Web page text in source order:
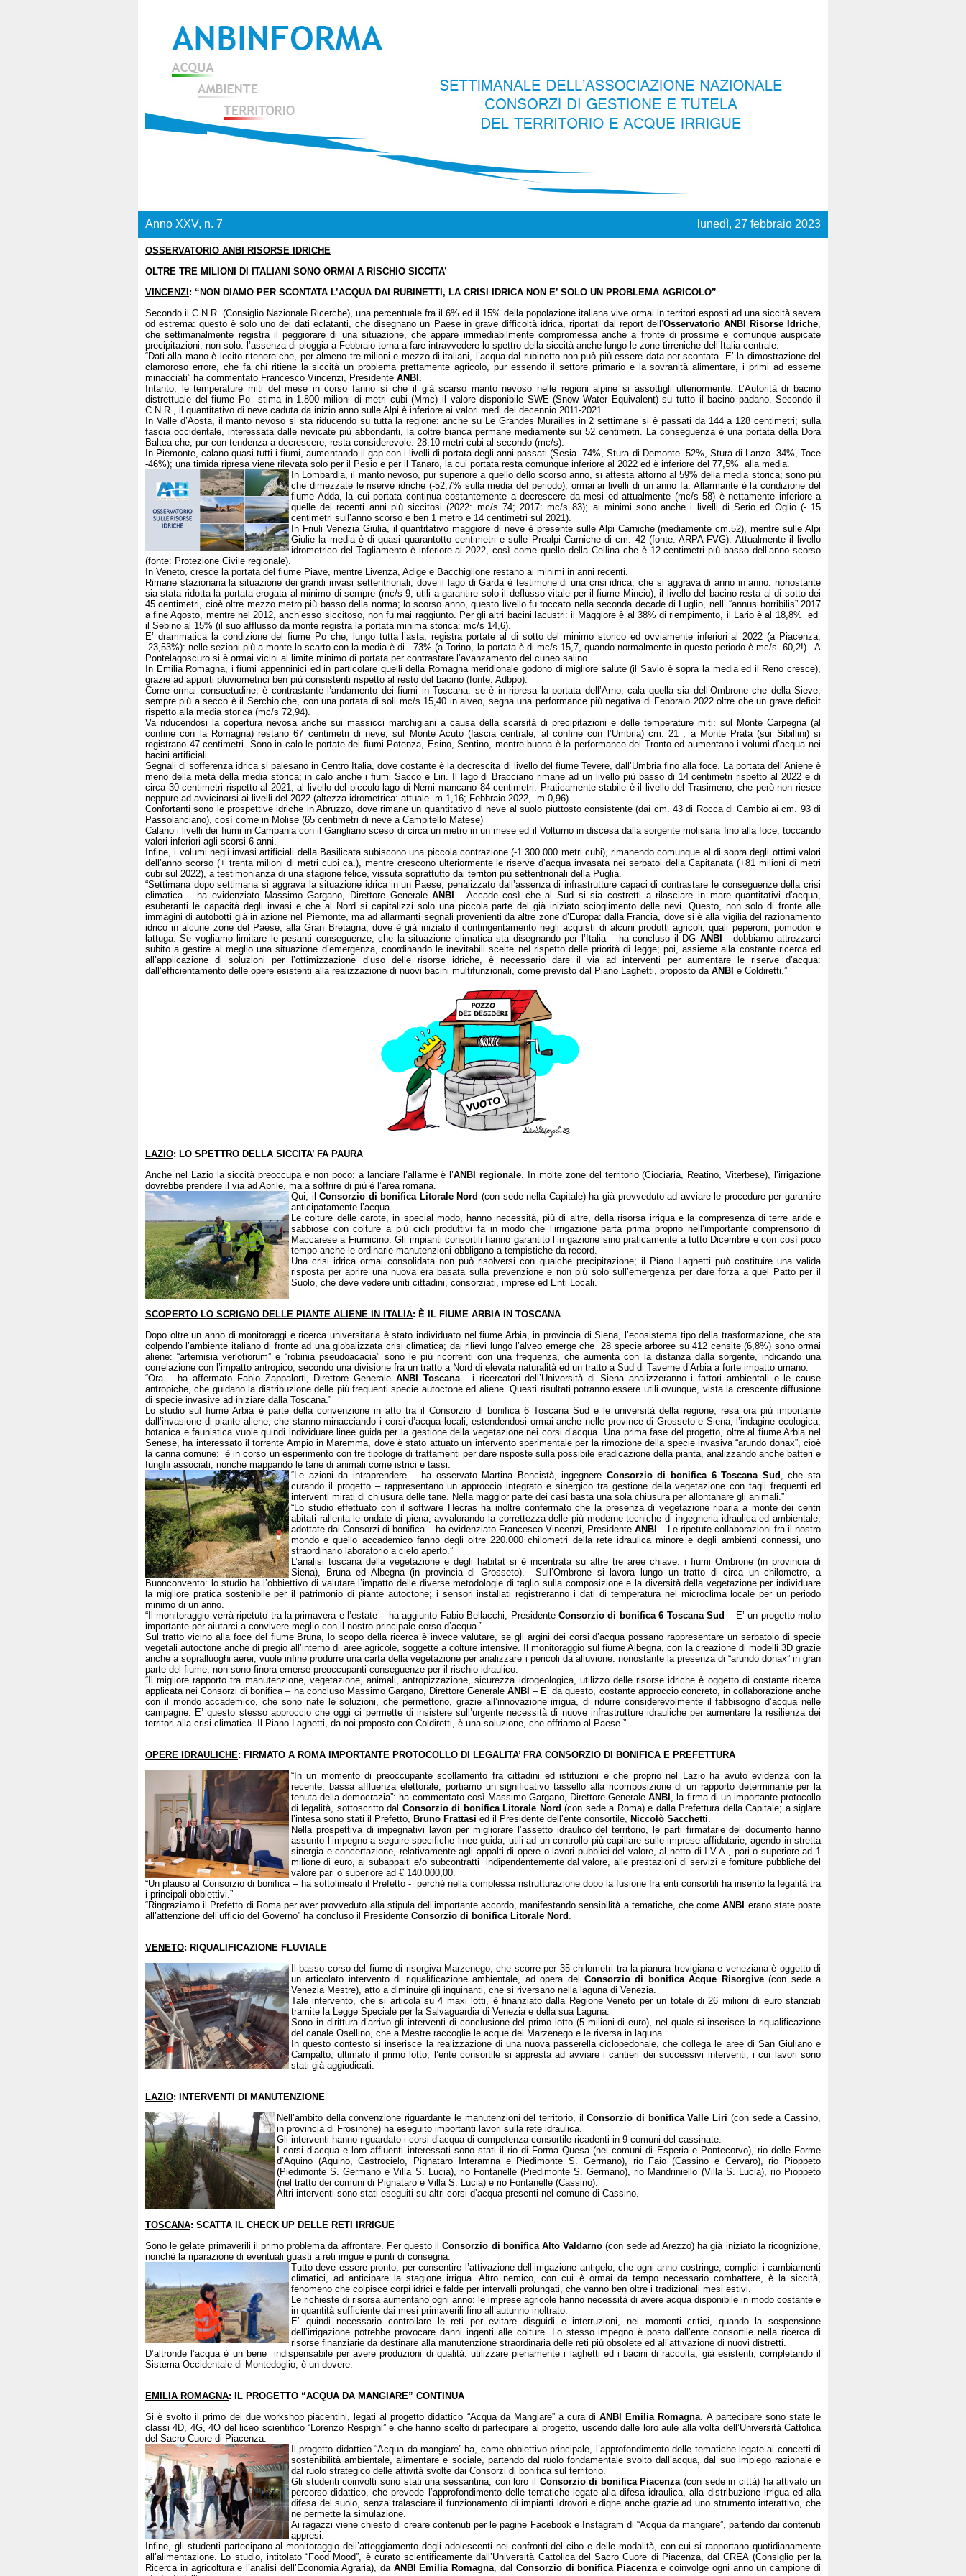
Anno XXV, n. 7 lunedì, 27 febbraio 2023
OSSERVATORIO ANBI RISORSE IDRICHE
OLTRE TRE MILIONI DI ITALIANI SONO ORMAI A RISCHIO SICCITA’
VINCENZI : “NON DIAMO PER SCONTATA L’ACQUA DAI RUBINETTI, LA CRISI IDRICA NON E’ SOLO UN PROBLEMA AGRICOLO”
Secondo il C.N.R. (Consiglio Nazionale Ricerche), una percentuale fra il 6% ed il 15% della popolazione italiana vive ormai in territori esposti ad una siccità severa
od estrema: questo è solo uno dei dati eclatanti, che disegnano un Paese in grave difficoltà idrica, riportati dal report dell’Osservatorio ANBI Risorse Idriche,
che settimanalmente registra il peggiorare di una situazione, che appare irrimediabilmente compromessa anche a fronte di prossime e comunque auspicate
precipitazioni; non solo: l’assenza di pioggia a Febbraio torna a fare intravvedere lo spettro della siccità anche lungo le zone tirreniche dell’Italia centrale.
“Dati alla mano è lecito ritenere che, per almeno tre milioni e mezzo di italiani, l’acqua dal rubinetto non può più essere data per scontata. E’ la dimostrazione del
clamoroso errore, che fa chi ritiene la siccità un problema prettamente agricolo, pur essendo il settore primario e la sovranità alimentare, i primi ad esserne
minacciati” ha commentato Francesco Vincenzi, Presidente ANBI.
Intanto, le temperature miti del mese in corso fanno sì che il già scarso manto nevoso nelle regioni alpine si assottigli ulteriormente. L’Autorità di bacino
distrettuale del fiume Po stima in 1.800 milioni di metri cubi (Mmc) il valore disponibile SWE (Snow Water Equivalent) su tutto il bacino padano. Secondo il
C.N.R., il quantitativo di neve caduta da inizio anno sulle Alpi è inferiore ai valori medi del decennio 2011-2021.
In Valle d’Aosta, il manto nevoso si sta riducendo su tutta la regione: anche su Le Grandes Murailles in 2 settimane si è passati da 144 a 128 centimetri; sulla
fascia occidentale, interessata dalle nevicate più abbondanti, la coltre bianca permane mediamente sui 52 centimetri. La conseguenza è una portata della Dora
Baltea che, pur con tendenza a decrescere, resta considerevole: 28,10 metri cubi al secondo (mc/s).
In Piemonte, calano quasi tutti i fiumi, aumentando il gap con i livelli di portata degli anni passati (Sesia -74%, Stura di Demonte -52%, Stura di Lanzo -34%, Toce
-46%); una timida ripresa viene rilevata solo per il Pesio e per il Tanaro, la cui portata resta comunque inferiore al 2022 ed è inferiore del 77,5% alla media.
In Lombardia, il manto nevoso, pur superiore a quello dello scorso anno, si attesta attorno al 59% della media storica; sono più
che dimezzate le riserve idriche (-52,7% sulla media del periodo), ormai ai livelli di un anno fa. Allarmante è la condizione del
fiume Adda, la cui portata continua costantemente a decrescere da mesi ed attualmente (mc/s 58) è nettamente inferiore a
quelle dei recenti anni più siccitosi (2022: mc/s 74; 2017: mc/s 83); ai minimi sono anche i livelli di Serio ed Oglio (- 15
centimetri sull’anno scorso e ben 1 metro e 14 centimetri sul 2021).
In Friuli Venezia Giulia, il quantitativo maggiore di neve è presente sulle Alpi Carniche (mediamente cm.52), mentre sulle Alpi
Giulie la media è di quasi quarantotto centimetri e sulle Prealpi Carniche di cm. 42 (fonte: ARPA FVG). Attualmente il livello
idrometrico del Tagliamento è inferiore al 2022, così come quello della Cellina che è 12 centimetri più basso dell’anno scorso
(fonte: Protezione Civile regionale).
In Veneto, cresce la portata del fiume Piave, mentre Livenza, Adige e Bacchiglione restano ai minimi in anni recenti.
Rimane stazionaria la situazione dei grandi invasi settentrionali, dove il lago di Garda è testimone di una crisi idrica, che si aggrava di anno in anno: nonostante
sia stata ridotta la portata erogata al minimo di sempre (mc/s 9, utili a garantire solo il deflusso vitale per il fiume Mincio), il livello del bacino resta al di sotto dei
45 centimetri, cioè oltre mezzo metro più basso della norma; lo scorso anno, questo livello fu toccato nella seconda decade di Luglio, nell’ “annus horribilis” 2017
a fine Agosto, mentre nel 2012, anch’esso siccitoso, non fu mai raggiunto. Per gli altri bacini lacustri: il Maggiore è al 38% di riempimento, il Lario è al 18,8% ed
il Sebino al 15% (il suo afflusso da monte registra la portata minima storica: mc/s 14,6).
E’ drammatica la condizione del fiume Po che, lungo tutta l’asta, registra portate al di sotto del minimo storico ed ovviamente inferiori al 2022 (a Piacenza,
-23,53%): nelle sezioni più a monte lo scarto con la media è di -73% (a Torino, la portata è di mc/s 15,7, quando normalmente in questo periodo è mc/s 60,2!). A
Pontelagoscuro si è ormai vicini al limite minimo di portata per contrastare l’avanzamento del cuneo salino.
In Emilia Romagna, i fiumi appenninici ed in particolare quelli della Romagna meridionale godono di migliore salute (il Savio è sopra la media ed il Reno cresce),
grazie ad apporti pluviometrici ben più consistenti rispetto al resto del bacino (fonte: Adbpo).
Come ormai consuetudine, è contrastante l’andamento dei fiumi in Toscana: se è in ripresa la portata dell’Arno, cala quella sia dell’Ombrone che della Sieve;
sempre più a secco è il Serchio che, con una portata di soli mc/s 15,40 in alveo, segna una performance più negativa di Febbraio 2022 oltre che un grave deficit
rispetto alla media storica (mc/s 72,94).
Va riducendosi la copertura nevosa anche sui massicci marchigiani a causa della scarsità di precipitazioni e delle temperature miti: sul Monte Carpegna (al
confine con la Romagna) restano 67 centimetri di neve, sul Monte Acuto (fascia centrale, al confine con l’Umbria) cm. 21 , a Monte Prata (sui Sibillini) si
registrano 47 centimetri. Sono in calo le portate dei fiumi Potenza, Esino, Sentino, mentre buona è la performance del Tronto ed aumentano i volumi d’acqua nei
bacini artificiali.
Segnali di sofferenza idrica si palesano in Centro Italia, dove costante è la decrescita di livello del fiume Tevere, dall’Umbria fino alla foce. La portata dell’Aniene è
meno della metà della media storica; in calo anche i fiumi Sacco e Liri. Il lago di Bracciano rimane ad un livello più basso di 14 centimetri rispetto al 2022 e di
circa 30 centimetri rispetto al 2021; al livello del piccolo lago di Nemi mancano 84 centimetri. Praticamente stabile è il livello del Trasimeno, che però non riesce
neppure ad avvicinarsi ai livelli del 2022 (altezza idrometrica: attuale -m.1,16; Febbraio 2022, -m.0,96).
Confortanti sono le prospettive idriche in Abruzzo, dove rimane un quantitativo di neve al suolo piuttosto consistente (dai cm. 43 di Rocca di Cambio ai cm. 93 di
Passolanciano), così come in Molise (65 centimetri di neve a Campitello Matese)
Calano i livelli dei fiumi in Campania con il Garigliano sceso di circa un metro in un mese ed il Volturno in discesa dalla sorgente molisana fino alla foce, toccando
valori inferiori agli scorsi 6 anni.
Infine, i volumi negli invasi artificiali della Basilicata subiscono una piccola contrazione (-1.300.000 metri cubi), rimanendo comunque al di sopra degli ottimi valori
dell’anno scorso (+ trenta milioni di metri cubi ca.), mentre crescono ulteriormente le riserve d’acqua invasata nei serbatoi della Capitanata (+81 milioni di metri
cubi sul 2022), a testimonianza di una stagione felice, vissuta soprattutto dai territori più settentrionali della Puglia.
“Settimana dopo settimana si aggrava la situazione idrica in un Paese, penalizzato dall’assenza di infrastrutture capaci di contrastare le conseguenze della crisi
climatica – ha evidenziato Massimo Gargano, Direttore GeneraleANBI - Accade così che al Sud si sia costretti a rilasciare in mare quantitativi d’acqua,
esuberanti le capacità degli invasi e che al Nord si capitalizzi solo una piccola parte del già iniziato scioglimento delle nevi. Questo, non solo di fronte alle
immagini di autobotti già in azione nel Piemonte, ma ad allarmanti segnali provenienti da altre zone d’Europa: dalla Francia, dove si è alla vigilia del razionamento
idrico in alcune zone del Paese, alla Gran Bretagna, dove è già iniziato il contingentamento negli acquisti di alcuni prodotti agricoli, quali peperoni, pomodori e
lattuga. Se vogliamo limitare le pesanti conseguenze, che la situazione climatica sta disegnando per l’Italia – ha concluso il DG ANBI - dobbiamo attrezzarci
subito a gestire al meglio una situazione d’emergenza, coordinando le inevitabili scelte nel rispetto delle priorità di legge; poi, assieme alla costante ricerca ed
all’applicazione di soluzioni per l’ottimizzazione d’uso delle risorse idriche, è necessario dare il via ad interventi per aumentare le riserve d’acqua:
dall’efficientamento delle opere esistenti alla realizzazione di nuovi bacini multifunzionali, come previsto dal Piano Laghetti, proposto da ANBI e Coldiretti.”
LAZIO: LO SPETTRO DELLA SICCITA’ FA PAURA
Anche nel Lazio la siccità preoccupa e non poco: a lanciare l’allarme è l’ANBI regionale. In molte zone del territorio (Ciociaria, Reatino, Viterbese), l’irrigazione
dovrebbe prendere il via ad Aprile, ma a soffrire di più è l’area romana.
Qui, ilConsorzio di bonifica Litorale Nord (con sede nella Capitale) ha già provveduto ad avviare le procedure per garantire
anticipatamente l’acqua.
Le colture delle carote, in special modo, hanno necessità, più di altre, della risorsa irrigua e la compresenza di terre aride e
sabbiose con colture a più cicli produttivi fa in modo che l’irrigazione parta prima proprio nell’importante comprensorio di
Maccarese a Fiumicino. Gli impianti consortili hanno garantito l’irrigazione sino praticamente a tutto Dicembre e con così poco
tempo anche le ordinarie manutenzioni obbligano a tempistiche da record.
Una crisi idrica ormai consolidata non può risolversi con qualche precipitazione; il Piano Laghetti può costituire una valida
risposta per aprire una nuova era basata sulla prevenzione e non più solo sull’emergenza per dare forza a quel Patto per il
Suolo, che deve vedere uniti cittadini, consorziati, imprese ed Enti Locali.
SCOPERTO LO SCRIGNO DELLE PIANTE ALIENE IN ITALIA: È IL FIUME ARBIA IN TOSCANA
Dopo oltre un anno di monitoraggi e ricerca universitaria è stato individuato nel fiume Arbia, in provincia di Siena, l’ecosistema tipo della trasformazione, che sta
colpendo l’ambiente italiano di fronte ad una globalizzata crisi climatica; dai rilievi lungo l’alveo emerge che 28 specie arboree su 412 censite (6,8%) sono ormai
aliene: “artemisia verlotiorum” e “robinia pseudoacacia” sono le più ricorrenti con una frequenza, che aumenta con la distanza dalla sorgente, indicando una
correlazione con l’impatto antropico, secondo una divisione fra un tratto a Nord di elevata naturalità ed un tratto a Sud di Taverne d’Arbia a forte impatto umano.
“Ora – ha affermato Fabio Zappalorti, Direttore Generale ANBI Toscana- i ricercatori dell’Università di Siena analizzeranno i fattori ambientali e le cause
antropiche, che guidano la distribuzione delle più frequenti specie autoctone ed aliene. Questi risultati potranno essere utili ovunque, vista la crescente diffusione
di specie invasive ad iniziare dalla Toscana.”
Lo studio sul fiume Arbia è parte della convenzione in atto tra il Consorzio di bonifica 6 Toscana Sud e le università della regione, resa ora più importante
dall’invasione di piante aliene, che stanno minacciando i corsi d’acqua locali, estendendosi ormai anche nelle province di Grosseto e Siena; l’indagine ecologica,
botanica e faunistica vuole quindi individuare linee guida per la gestione della vegetazione nei corsi d’acqua. Una prima fase del progetto, oltre al fiume Arbia nel
Senese, ha interessato il torrente Ampio in Maremma, dove è stato attuato un intervento sperimentale per la rimozione della specie invasiva “arundo donax”, cioè
la canna comune: è in corso un esperimento con tre tipologie di trattamenti per dare risposte sulla possibile eradicazione della pianta, analizzando anche batteri e
funghi associati, nonché mappando le tane di animali come istrici e tassi.
“Le azioni da intraprendere – ha osservato Martina Bencistà, ingegnere Consorzio di bonifica 6 Toscana Sud , che sta
curando il progetto – rappresentano un approccio integrato e sinergico tra gestione della vegetazione con tagli frequenti ed
interventi mirati di chiusura delle tane. Nella maggior parte dei casi basta una sola chiusura per allontanare gli animali.”
“Lo studio effettuato con il software Hecras ha inoltre confermato che la presenza di vegetazione riparia a monte dei centri
abitati rallenta le ondate di piena, avvalorando la correttezza delle più moderne tecniche di ingegneria idraulica ed ambientale,
adottate dai Consorzi di bonifica – ha evidenziato Francesco Vincenzi, Presidente ANBI – Le ripetute collaborazioni fra il nostro
mondo e quello accademico fanno degli oltre 220.000 chilometri della rete idraulica minore e degli ambienti connessi, uno
straordinario laboratorio a cielo aperto.”
L’analisi toscana della vegetazione e degli habitat si è incentrata su altre tre aree chiave: i fiumi Ombrone (in provincia di
Siena), Bruna ed Albegna (in provincia di Grosseto). Sull’Ombrone si lavora lungo un tratto di circa un chilometro, a
Buonconvento: lo studio ha l’obbiettivo di valutare l’impatto delle diverse metodologie di taglio sulla composizione e la diversità della vegetazione per individuare
la migliore pratica sostenibile per il patrimonio di piante autoctone; i sensori installati registreranno i dati di temperatura nel microclima locale per un periodo
minimo di un anno.
“Il monitoraggio verrà ripetuto tra la primavera e l’estate – ha aggiunto Fabio Bellacchi, Presidente Consorzio di bonifica 6 Toscana Sud – E’ un progetto molto
importante per aiutarci a convivere meglio con il nostro principale corso d’acqua.”
Sul tratto vicino alla foce del fiume Bruna, lo scopo della ricerca è invece valutare, se gli argini dei corsi d’acqua possano rappresentare un serbatoio di specie
vegetali autoctone anche di pregio all’interno di aree agricole, soggette a colture intensive. Il monitoraggio sul fiume Albegna, con la creazione di modelli 3D grazie
anche a sopralluoghi aerei, vuole infine produrre una carta della vegetazione per analizzare i pericoli da alluvione: nonostante la presenza di “arundo donax” in gran
parte del fiume, non sono finora emerse preoccupanti conseguenze per il rischio idraulico.
“Il migliore rapporto tra manutenzione, vegetazione, animali, antropizzazione, sicurezza idrogeologica, utilizzo delle risorse idriche è oggetto di costante ricerca
applicata nei Consorzi di bonifica – ha concluso Massimo Gargano, Direttore GeneraleANBI – E’ da questo, costante approccio concreto, in collaborazione anche
con il mondo accademico, che sono nate le soluzioni, che permettono, grazie all’innovazione irrigua, di ridurre considerevolmente il fabbisogno d’acqua nelle
campagne. E’ questo stesso approccio che oggi ci permette di insistere sull’urgente necessità di nuove infrastrutture idrauliche per aumentare la resilienza dei
territori alla crisi climatica. Il Piano Laghetti, da noi proposto con Coldiretti, è una soluzione, che offriamo al Paese.”
OPERE IDRAULICHE: FIRMATO A ROMA IMPORTANTE PROTOCOLLO DI LEGALITA’ FRA CONSORZIO DI BONIFICA E PREFETTURA
“In un momento di preoccupante scollamento fra cittadini ed istituzioni e che proprio nel Lazio ha avuto evidenza con la
recente, bassa affluenza elettorale, portiamo un significativo tassello alla ricomposizione di un rapporto determinante per la
tenuta della democrazia”: ha commentato così Massimo Gargano, Direttore GeneraleANBI , la firma di un importante protocollo
di legalità, sottoscritto dal Consorzio di bonifica Litorale Nord (con sede a Roma) e dalla Prefettura della Capitale; a siglare
l’intesa sono stati il Prefetto, Bruno Frattasi ed il Presidente dell’ente consortile, Niccolò Sacchetti.
Nella prospettiva di impegnativi lavori per migliorare l’assetto idraulico del territorio, le parti firmatarie del documento hanno
assunto l’impegno a seguire specifiche linee guida, utili ad un controllo più capillare sulle imprese affidatarie, agendo in stretta
sinergia e concertazione, relativamente agli appalti di opere o lavori pubblici del valore, al netto di I.V.A., pari o superiore ad 1
milione di euro, ai subappalti e/o subcontratti indipendentemente dal valore, alle prestazioni di servizi e forniture pubbliche del
valore pari o superiore ad € 140.000,00.
“Un plauso al Consorzio di bonifica – ha sottolineato il Prefetto - perché nella complessa ristrutturazione dopo la fusione fra enti consortili ha inserito la legalità tra
i principali obbiettivi.”
“Ringraziamo il Prefetto di Roma per aver provveduto alla stipula dell’importante accordo, manifestando sensibilità a tematiche, che come ANBI erano state poste
all’attenzione dell’ufficio del Governo” ha concluso il Presidente Consorzio di bonifica Litorale Nord .
VENETO: RIQUALIFICAZIONE FLUVIALE
Il basso corso del fiume di risorgiva Marzenego, che scorre per 35 chilometri tra la pianura trevigiana e veneziana è oggetto di
un articolato intervento di riqualificazione ambientale, ad opera del Consorzio di bonifica Acque Risorgive(con sede a
Venezia Mestre), atto a diminuire gli inquinanti, che si riversano nella laguna di Venezia.
Tale intervento, che si articola su 4 maxi lotti, è finanziato dalla Regione Veneto per un totale di 26 milioni di euro stanziati
tramite la Legge Speciale per la Salvaguardia di Venezia e della sua Laguna.
Sono in dirittura d’arrivo gli interventi di conclusione del primo lotto (5 milioni di euro), nel quale si inserisce la riqualificazione
del canale Osellino, che a Mestre raccoglie le acque del Marzenego e le riversa in laguna.
In questo contesto si inserisce la realizzazione di una nuova passerella ciclopedonale, che collega le aree di San Giuliano e
Campalto; ultimato il primo lotto, l’ente consortile si appresta ad avviare i cantieri dei successivi interventi, i cui lavori sono
stati già aggiudicati.
LAZIO: INTERVENTI DI MANUTENZIONE
Nell’ambito della convenzione riguardante le manutenzioni del territorio, ilConsorzio di bonifica Valle Liri (con sede a Cassino,
in provincia di Frosinone) ha eseguito importanti lavori sulla rete idraulica.
Gli interventi hanno riguardato i corsi d’acqua di competenza consortile ricadenti in 9 comuni del cassinate.
I corsi d’acqua e loro affluenti interessati sono stati il rio di Forma Quesa (nei comuni di Esperia e Pontecorvo), rio delle Forme
d’Aquino (Aquino, Castrocielo, Pignataro Interamna e Piedimonte S. Germano), rio Faio (Cassino e Cervaro), rio Pioppeto
(Piedimonte S. Germano e Villa S. Lucia), rio Fontanelle (Piedimonte S. Germano), rio Mandriniello (Villa S. Lucia), rio Pioppeto
(nel tratto dei comuni di Pignataro e Villa S. Lucia) e rio Fontanelle (Cassino).
Altri interventi sono stati eseguiti su altri corsi d’acqua presenti nel comune di Cassino.
TOSCANA: SCATTA IL CHECK UP DELLE RETI IRRIGUE
Sono le gelate primaverili il primo problema da affrontare. Per questo ilConsorzio di bonifica Alto Valdarno(con sede ad Arezzo) ha già iniziato la ricognizione,
nonchè la riparazione di eventuali guasti a reti irrigue e punti di consegna.
Tutto deve essere pronto, per consentire l’attivazione dell’irrigazione antigelo, che ogni anno costringe, complici i cambiamenti
climatici, ad anticipare la stagione irrigua. Altro nemico, con cui è ormai da tempo necessario combattere, è la siccità,
fenomeno che colpisce corpi idrici e falde per intervalli prolungati, che vanno ben oltre i tradizionali mesi estivi.
Le richieste di risorsa aumentano ogni anno: le imprese agricole hanno necessità di avere acqua disponibile in modo costante e
in quantità sufficiente dai mesi primaverili fino all’autunno inoltrato.
E’ quindi necessario controllare le reti per evitare disguidi e interruzioni, nei momenti critici, quando la sospensione
dell’irrigazione potrebbe provocare danni ingenti alle colture. Lo stesso impegno è posto dall’ente consortile nella ricerca di
risorse finanziarie da destinare alla manutenzione straordinaria delle reti più obsolete ed all’attivazione di nuovi distretti.
D’altronde l’acqua è un bene indispensabile per avere produzioni di qualità: utilizzare pienamente i laghetti ed i bacini di raccolta, già esistenti, completando il
Sistema Occidentale di Montedoglio, è un dovere.
EMILIA ROMAGNA: IL PROGETTO “ACQUA DA MANGIARE” CONTINUA
Si è svolto il primo dei due workshop piacentini, legati al progetto didattico “Acqua da Mangiare” a cura diANBI Emilia Romagna. A partecipare sono state le
classi 4D, 4G, 4O del liceo scientifico “Lorenzo Respighi” e che hanno scelto di partecipare al progetto, uscendo dalle loro aule alla volta dell’Università Cattolica
del Sacro Cuore di Piacenza.
Il progetto didattico “Acqua da mangiare” ha, come obbiettivo principale, l’approfondimento delle tematiche legate ai concetti di
sostenibilità ambientale, alimentare e sociale, partendo dal ruolo fondamentale svolto dall’acqua, dal suo impiego razionale e
dal ruolo strategico delle attività svolte dai Consorzi di bonifica sul territorio.
Gli studenti coinvolti sono stati una sessantina; con loro il Consorzio di bonifica Piacenza(con sede in città) ha attivato un
percorso didattico, che prevede l’approfondimento delle tematiche legate alla difesa idraulica, alla distribuzione irrigua ed alla
difesa del suolo, senza tralasciare il funzionamento di impianti idrovori e dighe anche grazie ad uno strumento interattivo, che
ne permette la simulazione.
Ai ragazzi viene chiesto di creare contenuti per le pagine Facebook e Instagram di “Acqua da mangiare”, partendo dai contenuti
appresi.
Infine, gli studenti partecipano al monitoraggio dell’atteggiamento degli adolescenti nei confronti del cibo e delle modalità, con cui si rapportano quotidianamente
all’alimentazione. Lo studio, intitolato “Food Mood”, è curato scientificamente dall’Università Cattolica del Sacro Cuore di Piacenza, dal CREA (Consiglio per la
Ricerca in agricoltura e l’analisi dell’Economia Agraria), da ANBI Emilia Romagna, dal Consorzio di bonifica Piacenzae coinvolge ogni anno un campione di